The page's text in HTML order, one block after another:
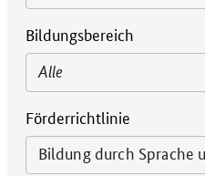
Bildungsbereich
Alle
Förderrichtlinie
Bildung durch Sprache